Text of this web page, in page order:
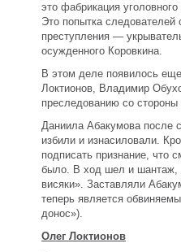
это фабрикация
Это попытка следователей
преступления —
осужденного Коровкина.
В этом деле появилось
Локтионов, Владимир
преследованию со
Даниила Абакумова после
избили и изнасиловали.
подписать признание, что
было. В ход шел и шантаж,
висяки». Заставляли
теперь является
донос»).
Олег Локтионов